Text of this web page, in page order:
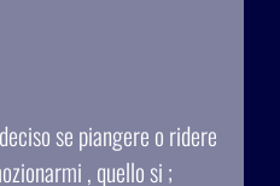
se piangere o ridere
, quello si ;